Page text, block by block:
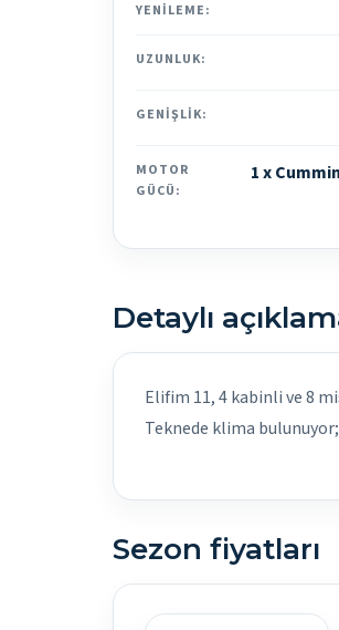
YENILEME:
UZUNLUK:
GENIŞLIK:
MOTOR
GÜCÜ:
1 x
Detaylı
Elifim 11, 4 kabinli ve 8
Teknede klima
Sezon fiyatları